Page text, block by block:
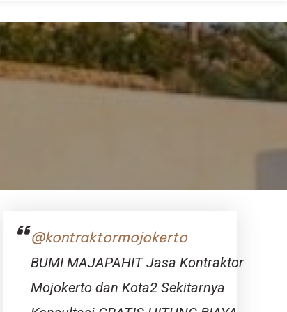
@kontraktormojokerto
BUMI MAJAPAHIT Jasa Kontraktor
Mojokerto dan Kota2 Sekitarnya